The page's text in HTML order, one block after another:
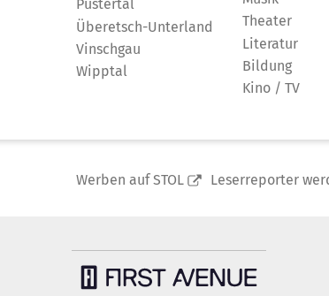
Pustertal
Überetsch-Unterland
Vinschgau
Wipptal
Theater
Literatur
Bildung
Kino / TV
Werben auf STOL Leserreporter